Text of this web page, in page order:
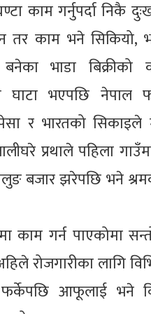
काम गर्नुपर्दा निकै
तर काम भने सिकियो,
बनेका भाडा
घाटा भएपछि नेपाल
र भारतको
प्रथाले पहिला
बजार झरेपछि भने
काम गर्न पाएकोमा
रोजगारीका लागि
फर्केपछि आफूलाई भने